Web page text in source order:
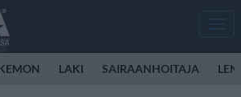
LAKI SAIRAANHOITAJA